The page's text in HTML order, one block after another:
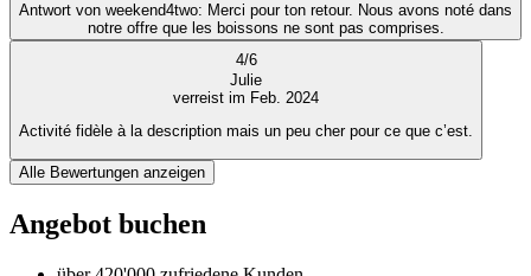
Antwort von weekend4two: Merci pour ton retour. Nous avons noté dans
notre offre que les boissons ne sont pas comprises.
4/6
Julie
verreist im Feb. 2024
Activité fidèle à la description mais un peu cher pour ce que c’est.
Alle Bewertungen anzeigen
Angebot buchen